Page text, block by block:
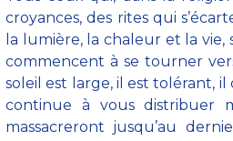
croyances, des rites qui
la lumière, la chaleur et la vie,
commencent à se tourner
soleil est large, il est tolérant, il
continue à vous distribuer
massacreront jusqu’au